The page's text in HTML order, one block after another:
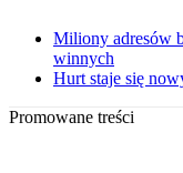
Miliony adresów
winnych
Hurt staje się
Promowane treści